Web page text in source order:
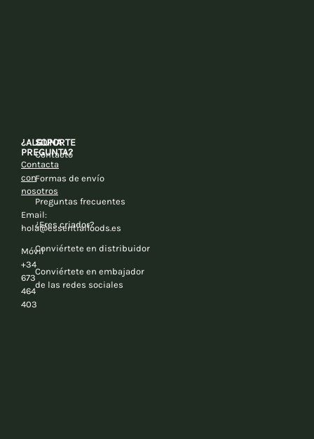
¿ALGUNA
PREGUNTA?
Contacta
con
nosotros
Email:
hola@essentialfoods.es
Móvil
+34
673
464
403
SOPORTE
Contacto
Formas de envío
Preguntas frecuentes
¿Eres criador?
Conviértete en distribuidor
Conviértete en embajador
de las redes sociales